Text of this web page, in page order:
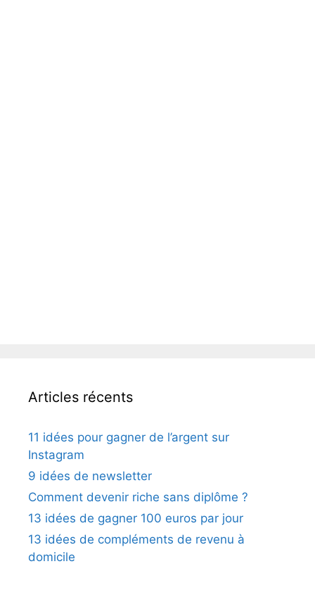
Articles récents
11 idées pour gagner de l’argent sur
Instagram
9 idées de newsletter
Comment devenir riche sans diplôme ?
13 idées de gagner 100 euros par jour
13 idées de compléments de revenu à
domicile